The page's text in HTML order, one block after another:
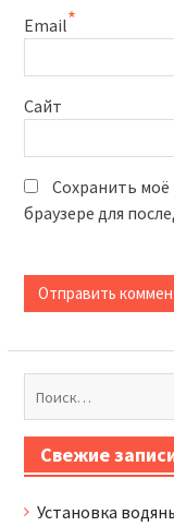
Email*
Сайт
Сохранить моё
браузере для
Свежие
Установка